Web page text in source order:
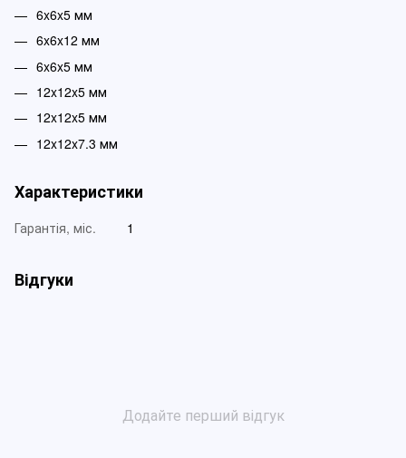
6x6x5 мм
6x6x12 мм
6x6x5 мм
12x12x5 мм
12x12x5 мм
12x12x7.3 мм
Характеристики
Гарантія, міс. 1
Відгуки
Додайте перший відгук